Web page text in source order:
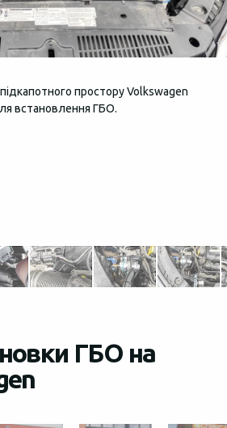
простору Volkswagen
встановлення ГБО.
ГБО на